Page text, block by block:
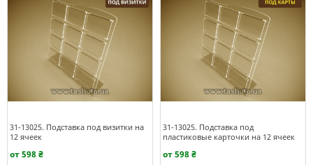
31-13025. Подставка под визитки на
12 ячеек
от 598 ₴
31-13025. Подставка под
пластиковые карточки на 12 ячеек
от 598 ₴